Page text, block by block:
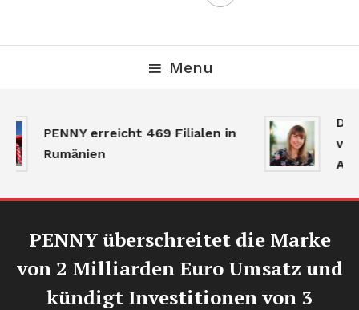
Menu
PENNY erreicht 469 Filialen in
Rumänien
PENNY überschreitet die Marke
von 2 Milliarden Euro Umsatz und
kündigt Investitionen von 3